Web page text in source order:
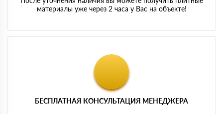
материалы уже через 2 часа у Вас на объекте!
БЕСПЛАТНАЯ КОНСУЛЬТАЦИЯ МЕНЕДЖЕРА